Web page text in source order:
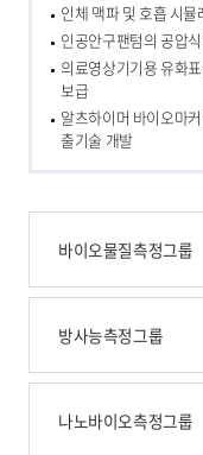
인체 맥파 및 호흡 시
인공안구팬텀의 공압
의료영상기기용 유화
보급
알츠하이머 바이오마
출기술 개발
바이오물질측정그룹
방사능측정그룹
나노바이오측정그룹